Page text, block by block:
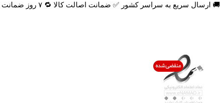
🚚 ارسال سریع به سراسر کشور ✅ ضمانت اصالت کالا 🔁 ۷ روز ضمانت بازگشت 📞 پشتیبانی واقعی